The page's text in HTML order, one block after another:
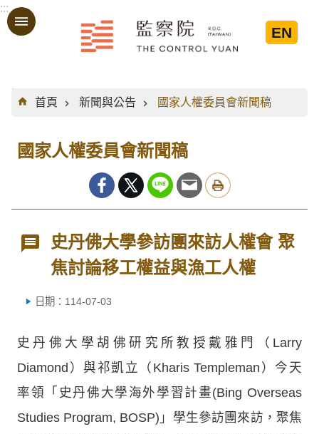
跳到主要內容區塊
:::
EN
:::
首頁
新聞與公告 國家人權委員會新聞稿
國家人權委員會新聞稿
史丹佛大學參訪團來訪人權會 聚
焦討論移工權益與漁工人權
日期：114-07-03
史丹佛大學胡佛研究所教授戴雅門（Larry
Diamond）與祁凱立（Kharis Templeman）今天
率領「史丹佛大學海外學習計畫(Bing Overseas
Studies Program, BOSP)」學生參訪團來訪，聚焦